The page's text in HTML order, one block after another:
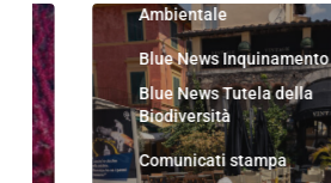
Ambientale
Blue News Inquinamento
Blue News Tutela della
Biodiversità
Comunicati stampa